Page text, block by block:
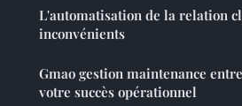
L'automatisation de la relation
inconvénients
Gmao gestion maintenance
votre succès opérationnel